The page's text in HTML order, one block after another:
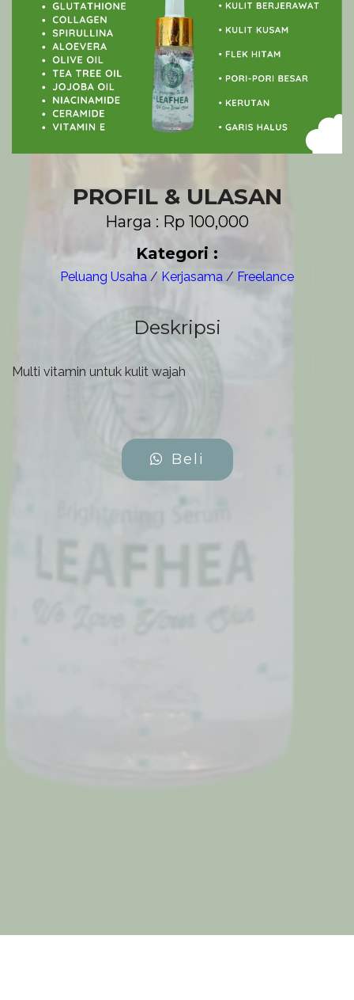
PROFIL & ULASAN
Harga : Rp 100,000
Kategori :
Peluang Usaha / Kerjasama / Freelance
Deskripsi
Multi vitamin untuk kulit wajah
Beli